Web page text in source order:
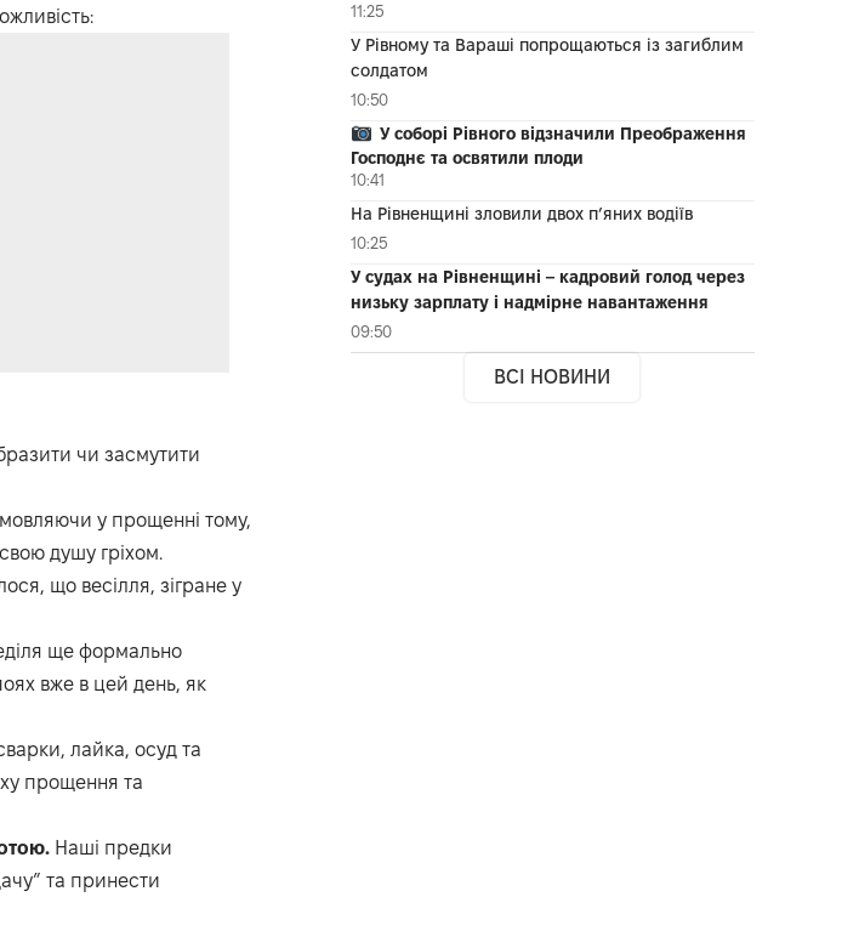
чи засмутити
у прощенні тому,
душу гріхом.
що весілля, зігране у
ще формально
вже в цей день, як
лайка, осуд та
прощення та
Наші предки
та принести
11:25
У Рівному та Вараші попрощаються із загиблим
солдатом
10:50
У соборі Рівного відзначили Преображення
Господнє та освятили плоди
10:41
На Рівненщині зловили двох п’яних водіїв
10:25
У судах на Рівненщині – кадровий голод через
низьку зарплату і надмірне навантаження
09:50
ВСІ НОВИНИ